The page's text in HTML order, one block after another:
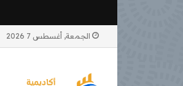
الجمعة, أغسطس 7 2026